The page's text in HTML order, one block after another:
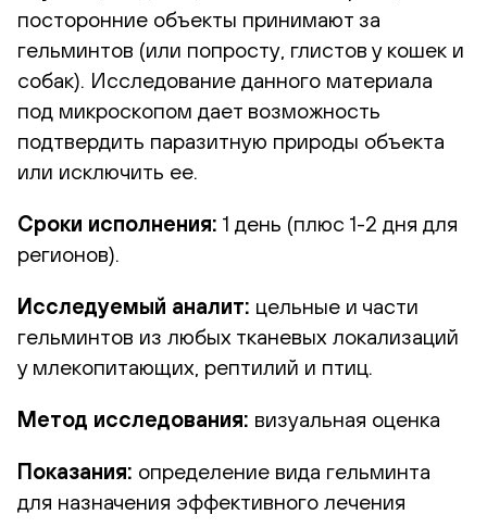
посторонние объекты принимают за
гельминтов (или попросту, глистов у кошек и
собак). Исследование данного материала
под микроскопом дает возможность
подтвердить паразитную природы объекта
или исключить ее.
Сроки исполнения: 1 день (плюс 1-2 дня для
регионов).
Исследуемый аналит: цельные и части
гельминтов из любых тканевых локализаций
у млекопитающих, рептилий и птиц.
Метод исследования: визуальная оценка
Показания: определение вида гельминта
для назначения эффективного лечения